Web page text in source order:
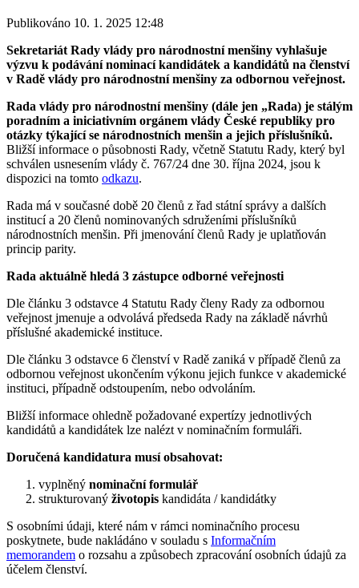
Publikováno 10. 1. 2025 12:48
Sekretariát Rady vlády pro národnostní menšiny vyhlašuje
výzvu k podávání nominací kandidátek a kandidátů na členství
v Radě vlády pro národnostní menšiny za odbornou veřejnost.
Rada vlády pro národnostní menšiny (dále jen „Rada) je stálým
poradním a iniciativním orgánem vlády České republiky pro
otázky týkající se národnostních menšin a jejich příslušníků.
Bližší informace o působnosti Rady, včetně Statutu Rady, který byl
schválen usnesením vlády č. 767/24 dne 30. října 2024, jsou k
dispozici na tomto odkazu.
Rada má v současné době 20 členů z řad státní správy a dalších
institucí a 20 členů nominovaných sdruženími příslušníků
národnostních menšin. Při jmenování členů Rady je uplatňován
princip parity.
Rada aktuálně hledá 3 zástupce odborné veřejnosti
Dle článku 3 odstavce 4 Statutu Rady členy Rady za odbornou
veřejnost jmenuje a odvolává předseda Rady na základě návrhů
příslušné akademické instituce.
Dle článku 3 odstavce 6 členství v Radě zaniká v případě členů za
odbornou veřejnost ukončením výkonu jejich funkce v akademické
instituci, případně odstoupením, nebo odvoláním.
Bližší informace ohledně požadované expertízy jednotlivých
kandidátů a kandidátek lze nalézt v nominačním formuláři.
Doručená kandidatura musí obsahovat:
vyplněný nominační formulář
strukturovaný životopis kandidáta / kandidátky
S osobními údaji, které nám v rámci nominačního procesu
poskytnete, bude nakládáno v souladu s Informačním
memorandem o rozsahu a způsobech zpracování osobních údajů za
účelem členství.